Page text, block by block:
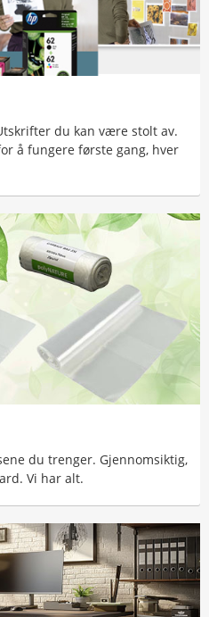
du kan være stolt av.
å fungere første gang, hver
du trenger. Gjennomsiktig,
Vi har alt.